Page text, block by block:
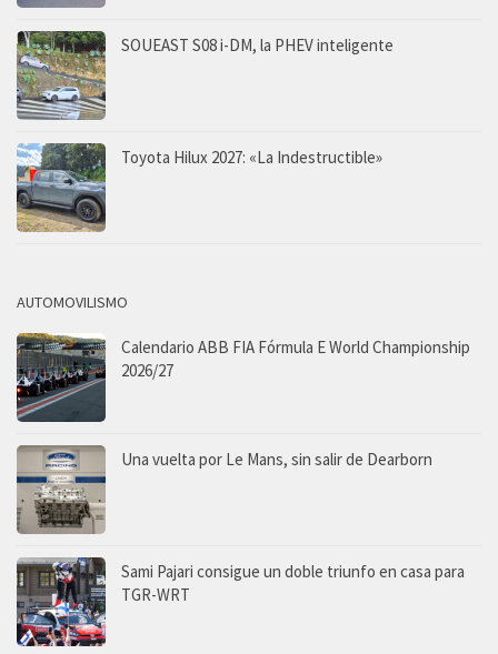
SOUEAST S08 i-DM, la PHEV inteligente
Toyota Hilux 2027: «La Indestructible»
AUTOMOVILISMO
Calendario ABB FIA Fórmula E World Championship
2026/27
Una vuelta por Le Mans, sin salir de Dearborn
Sami Pajari consigue un doble triunfo en casa para
TGR-WRT